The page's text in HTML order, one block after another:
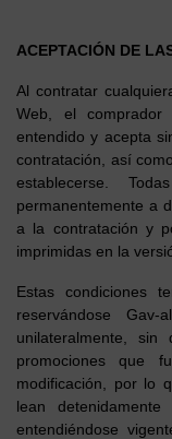
ACEPTACIÓN DE
Al contratar
Web, el comprador
entendido y acepta
contratación, así
establecerse.
permanentemente a
a la contratación y
imprimidas en la
Estas condiciones
reservándose
unilateralmente,
promociones que
modificación, por lo
lean
entendiéndose